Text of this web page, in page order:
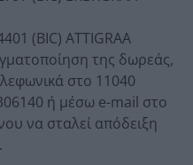
(BIC) ATTIGRAA
της δωρεάς,
στο 11040
ή μέσω e-mail στο
να σταλεί απόδειξη